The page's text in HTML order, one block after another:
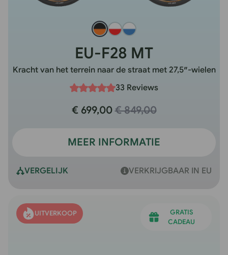
EU-F28 MT
Kracht van het terrein naar de straat met 27,5″-wielen
33 Reviews
€ 699,00 € 849,00
MEER INFORMATIE
VERGELIJK VERKRIJGBAAR IN EU
UITVERKOOP
GRATIS
CADEAU